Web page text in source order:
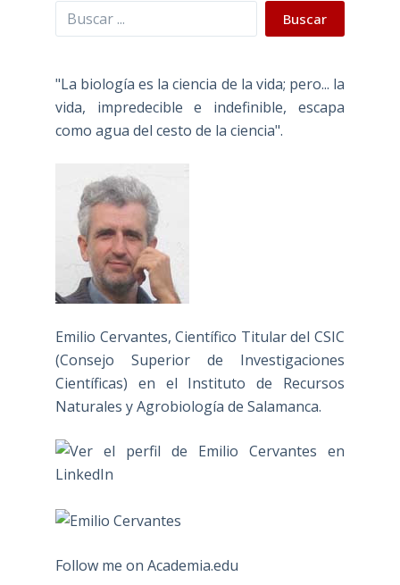
Buscar Buscar
"La biología es la ciencia de la vida; pero... la
vida, impredecible e indefinible, escapa
como agua del cesto de la ciencia".
Emilio Cervantes, Científico Titular del CSIC
(Consejo Superior de Investigaciones
Científicas) en el Instituto de Recursos
Naturales y Agrobiología de Salamanca.
Follow me on Academia.edu